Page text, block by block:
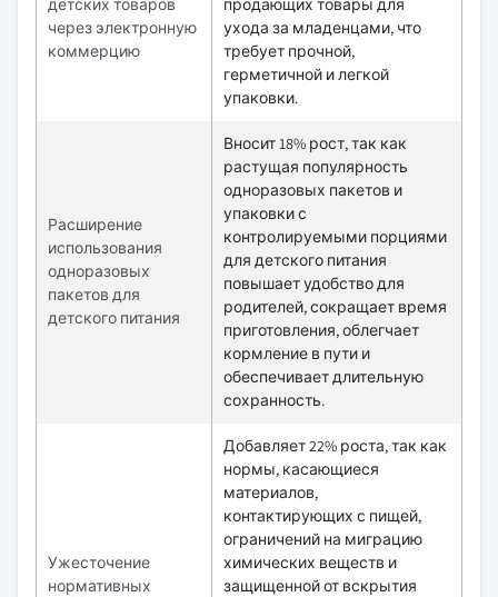
детских товаров
через электронную
коммерцию
продающих товары для
ухода за младенцами, что
требует прочной,
герметичной и легкой
упаковки.
Расширение
использования
одноразовых
пакетов для
детского питания
Вносит 18% рост, так как
растущая популярность
одноразовых пакетов и
упаковки с
контролируемыми порциями
для детского питания
повышает удобство для
родителей, сокращает время
приготовления, облегчает
кормление в пути и
обеспечивает длительную
сохранность.
Ужесточение
нормативных
Добавляет 22% роста, так как
нормы, касающиеся
материалов,
контактирующих с пищей,
ограничений на миграцию
химических веществ и
защищенной от вскрытия